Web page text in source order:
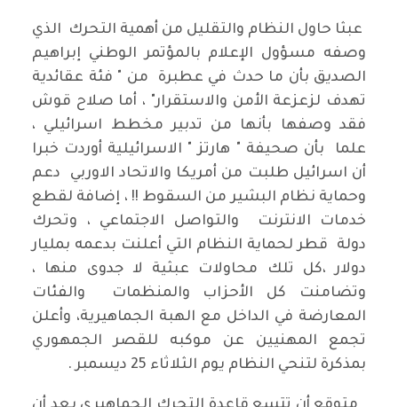
عبثا حاول النظام والتقليل من أهمية التحرك الذي
وصفه مسؤول الإعلام بالمؤتمر الوطني إبراهيم
الصديق بأن ما حدث في عطبرة من " فئة عقائدية
تهدف لزعزعة الأمن والاستقرار" ، أما صلاح قوش
فقد وصفها بأنها من تدبير مخطط اسرائيلي ،
علما بأن صحيفة " هارتز " الاسرائيلية أوردت خبرا
أن اسرائيل طلبت من أمريكا والاتحاد الاوربي دعم
وحماية نظام البشير من السقوط !! ، إضافة لقطع
خدمات الانترنت والتواصل الاجتماعي ، وتحرك
دولة قطر لحماية النظام التي أعلنت بدعمه بمليار
دولار ،كل تلك محاولات عبثية لا جدوى منها ،
وتضامنت كل الأحزاب والمنظمات والفئات
المعارضة في الداخل مع الهبة الجماهيرية، وأعلن
تجمع المهنيين عن موكبه للقصر الجمهوري
بمذكرة لتنحي النظام يوم الثلاثاء 25 ديسمبر .